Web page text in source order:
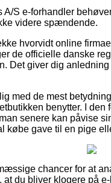
A/S e-forhandler
videre spændende.
hvorvidt online
de officielle danske
Det giver dig
med de mest
benytter. I
senere kan påvise
købe gave til en pige
chancer for at
at du bliver klogere på